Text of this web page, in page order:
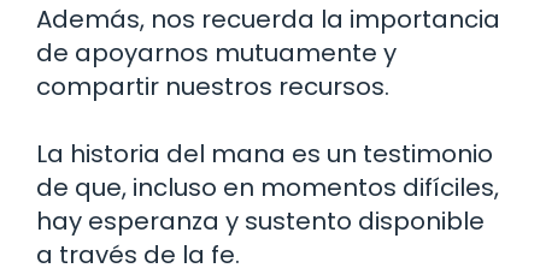
Además, nos recuerda la importancia
de apoyarnos mutuamente y
compartir nuestros recursos.
La historia del mana es un testimonio
de que, incluso en momentos difíciles,
hay esperanza y sustento disponible
a través de la fe.